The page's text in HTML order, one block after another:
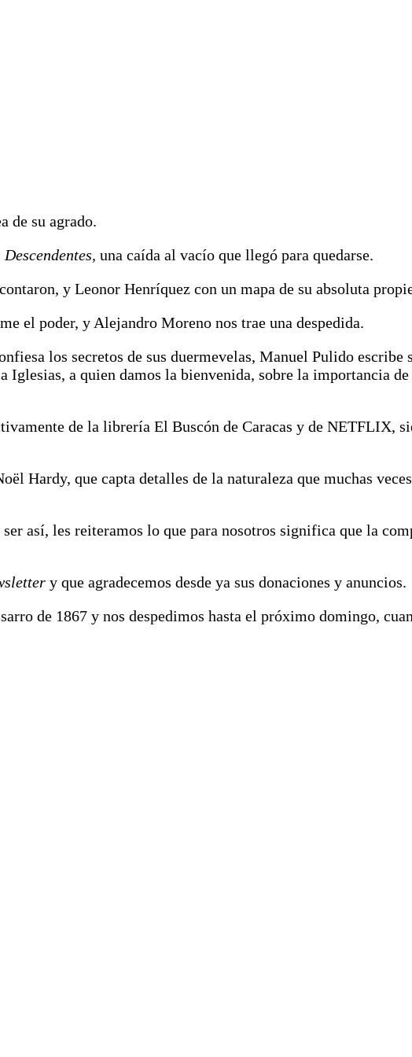
de su agrado.
, una caída al vacío que llegó para quedarse.
y Leonor Henríquez con un mapa de su absoluta
el poder, y Alejandro Moreno nos trae una despedida.
los secretos de sus duermevelas, Manuel Pulido escribe
Iglesias, a quien damos la bienvenida, sobre la importancia
de la librería El Buscón de Caracas y de NETFLIX,
Hardy, que capta detalles de la naturaleza que muchas
así, les reiteramos lo que para nosotros significa que la
y que agradecemos desde ya sus donaciones y anuncios.
de 1867 y nos despedimos hasta el próximo domingo,